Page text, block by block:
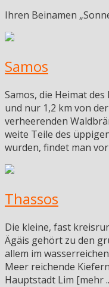
Ihren Beinamen
Samos
Samos, die Heimat
und nur 1,2 km von
verheerenden
weite Teile des
wurden, findet man
Thassos
Die kleine, fast
Ägäis gehört zu den
allem im
Meer reichende
Hauptstadt Lim [mehr